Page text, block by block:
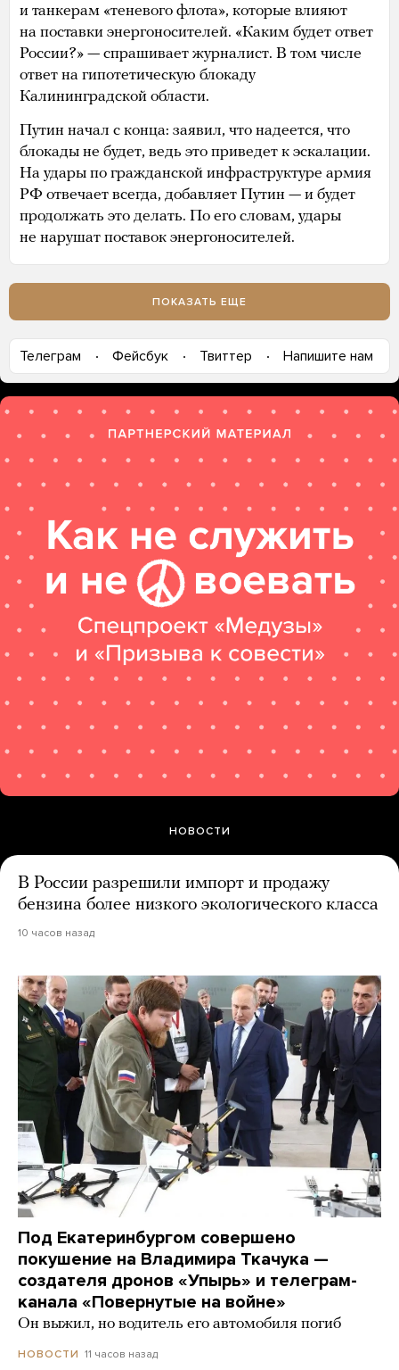
и танкерам «теневого флота», которые влияют
на поставки энергоносителей. «Каким будет ответ
России?» — спрашивает журналист. В том числе
ответ на гипотетическую блокаду
Калининградской области.
Путин начал с конца: заявил, что надеется, что
блокады не будет, ведь это приведет к эскалации.
На удары по гражданской инфраструктуре армия
РФ отвечает всегда, добавляет Путин — и будет
продолжать это делать. По его словам, удары
не нарушат поставок энергоносителей.
ПОКАЗАТЬ ЕЩЕ
Телеграм Фейсбук Твиттер Напишите нам
НОВОСТИ
В России разрешили импорт и продажу
бензина более низкого экологического класса
10 часов назад
Под Екатеринбургом совершено
покушение на Владимира Ткачука —
создателя дронов «Упырь» и телеграм-
канала «Повернутые на войне»
Он выжил, но водитель его автомобиля погиб
НОВОСТИ 11 часов назад